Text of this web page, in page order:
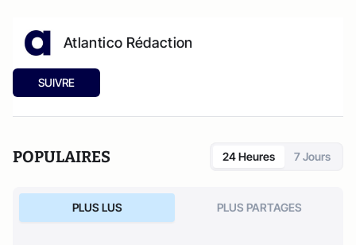
Atlantico Rédaction
SUIVRE
POPULAIRES 24 Heures 7 Jours
PLUS LUS PLUS PARTAGES